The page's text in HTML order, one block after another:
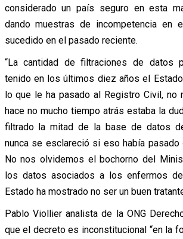
considerado un país seguro en esta
dando muestras de incompetencia en
sucedido en el pasado reciente.
“La cantidad de filtraciones de datos
tenido en los últimos diez años el
lo que le ha pasado al Registro Civil, no
hace no mucho tiempo atrás estaba la
filtrado la mitad de la base de datos
nunca se esclareció si eso había pasado
No nos olvidemos el bochorno del
los datos asociados a los enfermos
Estado ha mostrado no ser un buen
Pablo Viollier analista de la ONG
que el decreto es inconstitucional “en la